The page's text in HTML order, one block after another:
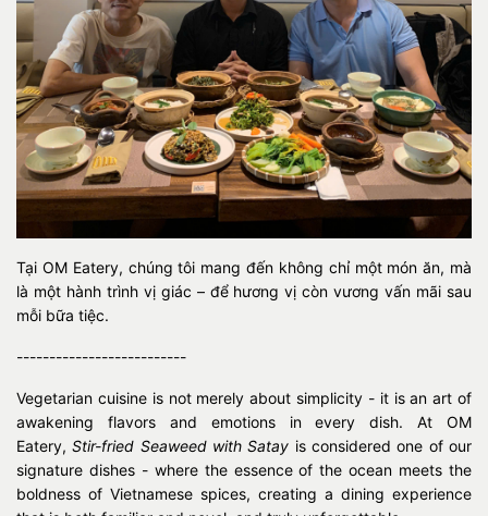
Tại OM Eatery, chúng tôi mang đến không chỉ một món ăn, mà
là một hành trình vị giác – để hương vị còn vương vấn mãi sau
mỗi bữa tiệc.
--------------------------
Vegetarian cuisine is not merely about simplicity - it is an art of
awakening flavors and emotions in every dish. At OM
Eatery,Stir-fried Seaweed with Satay is considered one of our
signature dishes - where the essence of the ocean meets the
boldness of Vietnamese spices, creating a dining experience